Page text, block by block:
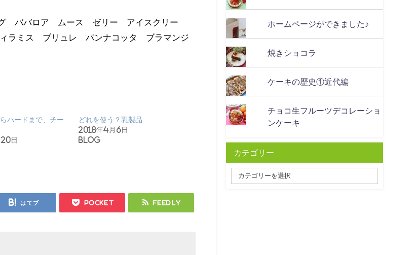
グ ババロア ムース ゼリー アイスクリー
ラミス ブリュレ パンナコッタ ブラマンジ
ハードまで、チー
日
どれを使う？乳製品
2018年4月6日
Blog
はてブ Pocket Feedly
ホームページができました♪
焼きショコラ
ケーキの歴史①近代編
チョコ生フルーツデコレーショ
ンケーキ
カテゴリー